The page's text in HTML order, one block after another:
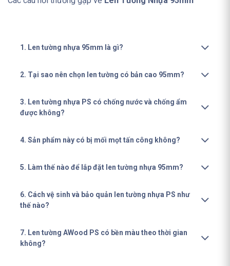
1. Len tường nhựa 95mm là gì?
2. Tại sao nên chọn len tường có bản cao 95mm?
3. Len tường nhựa PS có chống nước và chống ẩm
được không?
4. Sản phẩm này có bị mối mọt tấn công không?
5. Làm thế nào để lắp đặt len tường nhựa 95mm?
6. Cách vệ sinh và bảo quản len tường nhựa PS như
thế nào?
7. Len tường AWood PS có bền màu theo thời gian
không?